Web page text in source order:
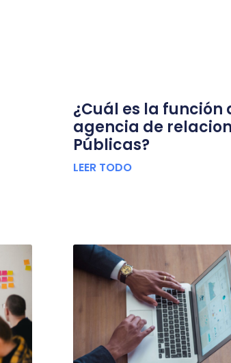
¿Cuál es la función
agencia de
Públicas?
LEER TODO